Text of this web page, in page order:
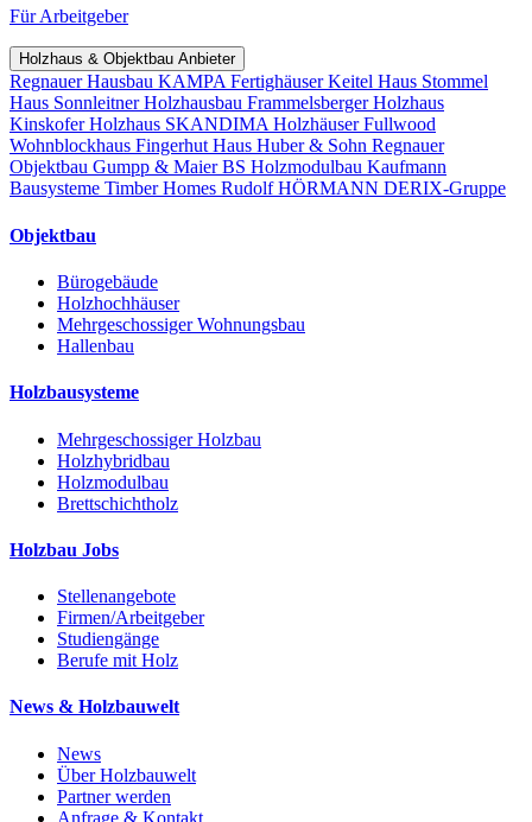
Für Arbeitgeber
Holzhaus & Objektbau Anbieter
Regnauer Hausbau KAMPA FertighäuserKeitel Haus Stommel
Haus Sonnleitner Holzhausbau Frammelsberger Holzhaus
Kinskofer Holzhaus SKANDIMA HolzhäuserFullwood
Wohnblockhaus Fingerhut Haus Huber & Sohn Regnauer
Objektbau Gumpp & MaierBS Holzmodulbau Kaufmann
Bausysteme Timber Homes Rudolf HÖRMANN DERIX-Gruppe
Objektbau
Bürogebäude
Holzhochhäuser
Mehrgeschossiger Wohnungsbau
Hallenbau
Holzbausysteme
Mehrgeschossiger Holzbau
Holzhybridbau
Holzmodulbau
Brettschichtholz
Holzbau Jobs
Stellenangebote
Firmen/Arbeitgeber
Studiengänge
Berufe mit Holz
News & Holzbauwelt
News
Über Holzbauwelt
Partner werden
Anfrage & Kontakt